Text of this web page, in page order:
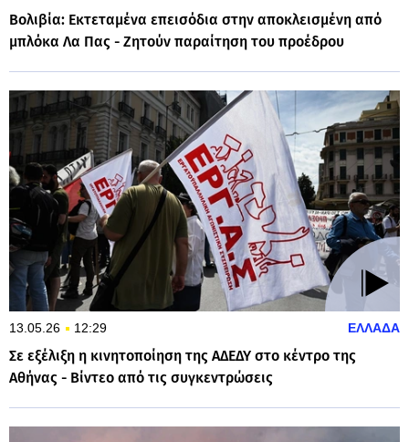
Βολιβία: Εκτεταμένα επεισόδια στην αποκλεισμένη από
μπλόκα Λα Πας - Ζητούν παραίτηση του προέδρου
13.05.26 12:29 ΕΛΛΑΔΑ
Σε εξέλιξη η κινητοποίηση της ΑΔΕΔΥ στο κέντρο της
Αθήνας - Βίντεο από τις συγκεντρώσεις